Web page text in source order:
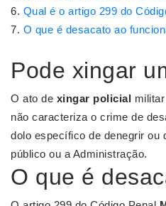
Qual é o artigo 299 do
O que é desacato ao
Pode xingar
O ato de xingar policial
não caracteriza o crime de
dolo específico de denegrir ou
público ou a Administração.
O que é